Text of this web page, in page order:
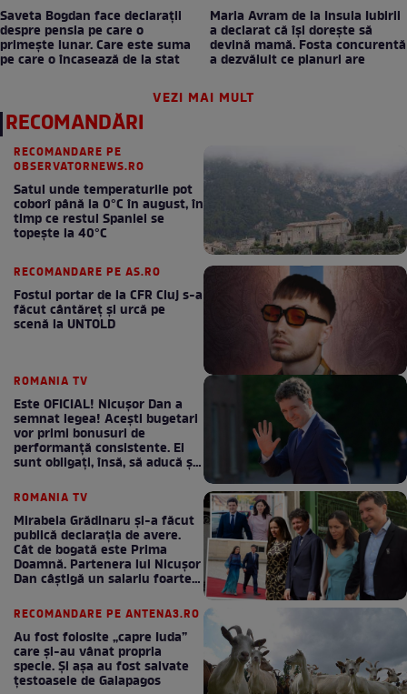
Saveta Bogdan face declarații
despre pensia pe care o
primește lunar. Care este suma
pe care o încasează de la stat
Maria Avram de la Insula Iubirii
a declarat că își dorește să
devină mamă. Fosta concurentă
a dezvăluit ce planuri are
VEZI MAI MULT
RECOMANDĂRI
RECOMANDARE PE
OBSERVATORNEWS.RO
Satul unde temperaturile pot
coborî până la 0°C în august, în
timp ce restul Spaniei se
topește la 40°C
RECOMANDARE PE AS.RO
Fostul portar de la CFR Cluj s-a
făcut cântăreţ şi urcă pe
scenă la UNTOLD
ROMANIA TV
Este OFICIAL! Nicușor Dan a
semnat legea! Acești bugetari
vor primi bonusuri de
performanță consistente. Ei
sunt obligați, însă, să aducă și
ROMANIA TV
Mirabela Grădinaru și-a făcut
publică declarația de avere.
Cât de bogată este Prima
Doamnă. Partenera lui Nicușor
Dan câștigă un salariu foarte
RECOMANDARE PE ANTENA3.RO
Au fost folosite „capre Iuda”
care și-au vânat propria
specie. Și așa au fost salvate
țestoasele de Galapagos